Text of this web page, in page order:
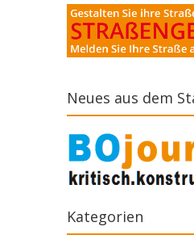
Neues aus dem
Kategorien